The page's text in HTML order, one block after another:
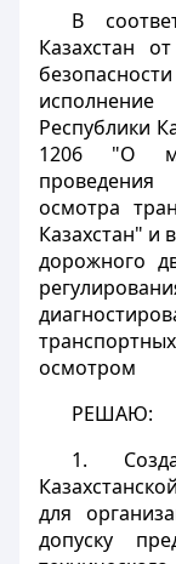
В
Казахстан
исполнение
Республики
1206 "О
проведения
осмотра
Казахстан" и
дорожного
осмотром
РЕШАЮ:
1.
для
допуску